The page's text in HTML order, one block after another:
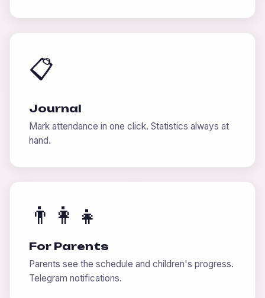
📋
Journal
Mark attendance in one click. Statistics always at
hand.
👨‍👩‍👧
For Parents
Parents see the schedule and children's progress.
Telegram notifications.